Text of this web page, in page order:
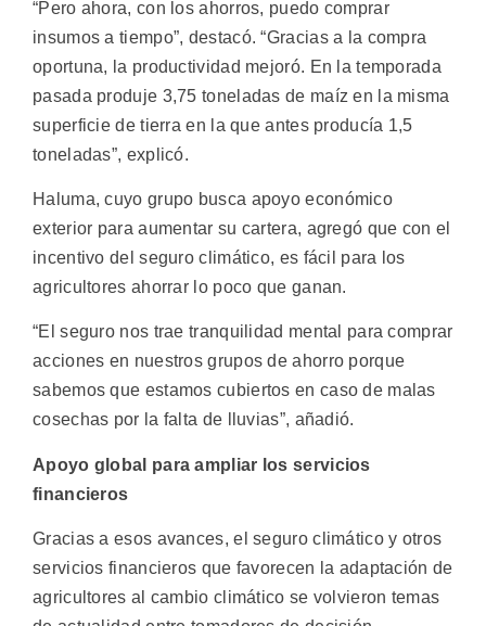
“Pero ahora, con los ahorros, puedo comprar
insumos a tiempo”, destacó. “Gracias a la compra
oportuna, la productividad mejoró. En la temporada
pasada produje 3,75 toneladas de maíz en la misma
superficie de tierra en la que antes producía 1,5
toneladas”, explicó.
Haluma, cuyo grupo busca apoyo económico
exterior para aumentar su cartera, agregó que con el
incentivo del seguro climático, es fácil para los
agricultores ahorrar lo poco que ganan.
“El seguro nos trae tranquilidad mental para comprar
acciones en nuestros grupos de ahorro porque
sabemos que estamos cubiertos en caso de malas
cosechas por la falta de lluvias”, añadió.
Apoyo global para ampliar los servicios
financieros
Gracias a esos avances, el seguro climático y otros
servicios financieros que favorecen la adaptación de
agricultores al cambio climático se volvieron temas